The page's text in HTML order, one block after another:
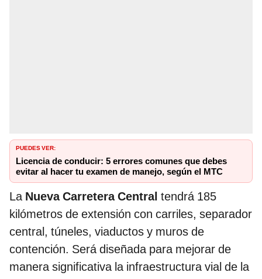
PUEDES VER:
Licencia de conducir: 5 errores comunes que debes
evitar al hacer tu examen de manejo, según el MTC
La Nueva Carretera Central tendrá 185
kilómetros de extensión con carriles, separador
central, túneles, viaductos y muros de
contención. Será diseñada para mejorar de
manera significativa la infraestructura vial de la